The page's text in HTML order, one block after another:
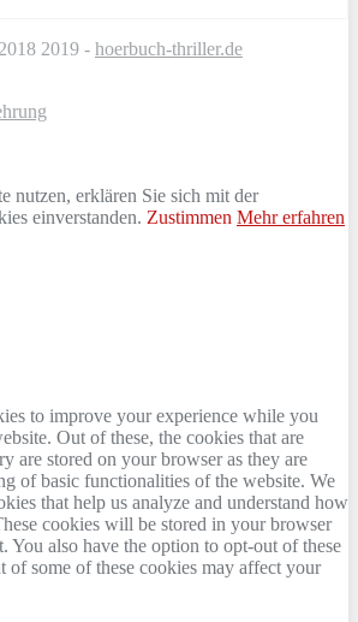
2019 - hoerbuch-thriller.de
nutzen, erklären Sie sich mit der
einverstanden. Zustimmen Mehr erfahren
to improve your experience while you
Out of these, the cookies that are
are stored on your browser as they are
of basic functionalities of the website. We
that help us analyze and understand how
cookies will be stored in your browser
You also have the option to opt-out of these
of some of these cookies may affect your